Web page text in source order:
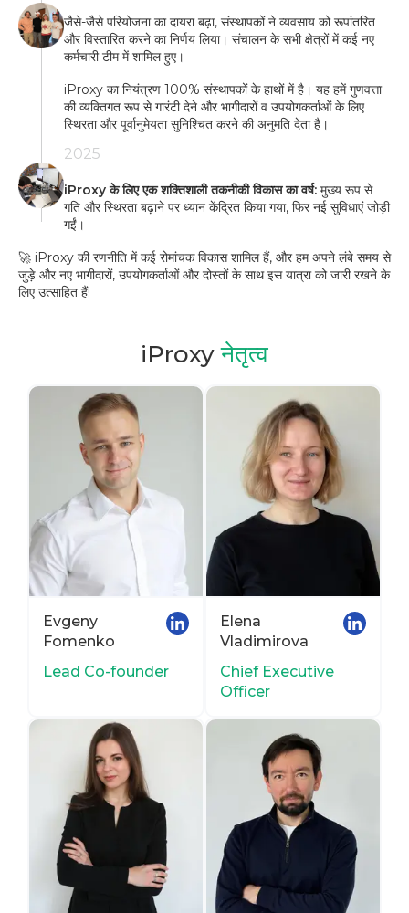
जैसे-जैसे परियोजना का दायरा बढ़ा, संस्थापकों ने व्यवसाय को रूपांतरित
और विस्तारित करने का निर्णय लिया। संचालन के सभी क्षेत्रों में कई नए
कर्मचारी टीम में शामिल हुए।
iProxy का नियंत्रण 100% संस्थापकों के हाथों में है। यह हमें गुणवत्ता
की व्यक्तिगत रूप से गारंटी देने और भागीदारों व उपयोगकर्ताओं के लिए
स्थिरता और पूर्वानुमेयता सुनिश्चित करने की अनुमति देता है।
2025
iProxy के लिए एक शक्तिशाली तकनीकी विकास का वर्ष: मुख्य रूप से
गति और स्थिरता बढ़ाने पर ध्यान केंद्रित किया गया, फिर नई सुविधाएं जोड़ी
गईं।
🚀 iProxy की रणनीति में कई रोमांचक विकास शामिल हैं, और हम अपने लंबे समय से
जुड़े और नए भागीदारों, उपयोगकर्ताओं और दोस्तों के साथ इस यात्रा को जारी रखने के
लिए उत्साहित हैं!
iProxy नेतृत्व
Evgeny
Fomenko
Lead Co-founder
Elena
Vladimirova
Chief Executive
Officer